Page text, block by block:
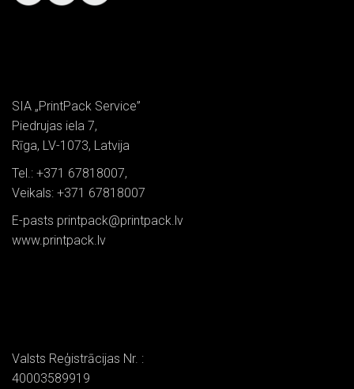
SIA „PrintPack Service”
Piedrujas iela 7,
Rīga, LV-1073, Latvija
Tel.: +371 67818007,
Veikals: +371 67818007
E-pasts printpack@printpack.lv
www.printpack.lv
Valsts Reģistrācijas Nr. :
40003589919